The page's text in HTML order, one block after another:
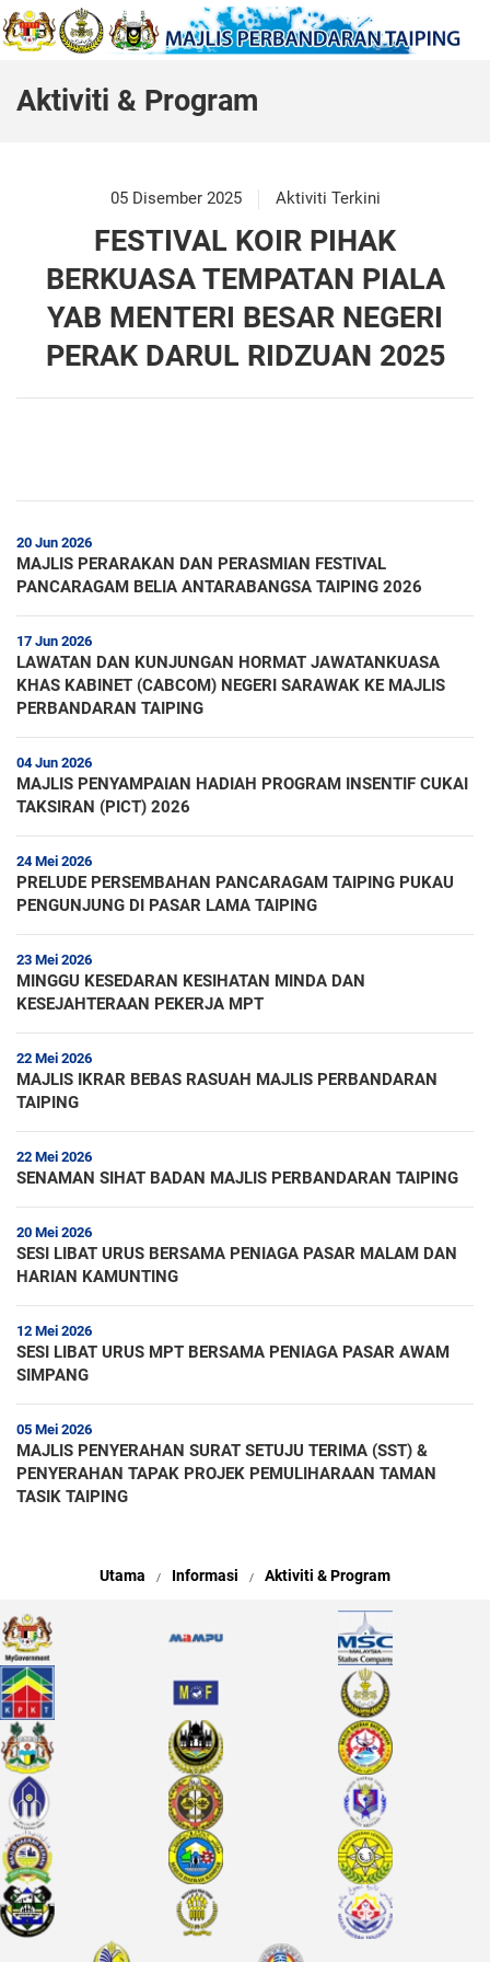
Aktiviti & Program
05 Disember 2025 Aktiviti Terkini
FESTIVAL KOIR PIHAK
BERKUASA TEMPATAN PIALA
YAB MENTERI BESAR NEGERI
PERAK DARUL RIDZUAN 2025
20 Jun 2026
MAJLIS PERARAKAN DAN PERASMIAN FESTIVAL
PANCARAGAM BELIA ANTARABANGSA TAIPING 2026
17 Jun 2026
LAWATAN DAN KUNJUNGAN HORMAT JAWATANKUASA
KHAS KABINET (CABCOM) NEGERI SARAWAK KE MAJLIS
PERBANDARAN TAIPING
04 Jun 2026
MAJLIS PENYAMPAIAN HADIAH PROGRAM INSENTIF CUKAI
TAKSIRAN (PICT) 2026
24 Mei 2026
PRELUDE PERSEMBAHAN PANCARAGAM TAIPING PUKAU
PENGUNJUNG DI PASAR LAMA TAIPING
23 Mei 2026
MINGGU KESEDARAN KESIHATAN MINDA DAN
KESEJAHTERAAN PEKERJA MPT
22 Mei 2026
MAJLIS IKRAR BEBAS RASUAH MAJLIS PERBANDARAN
TAIPING
22 Mei 2026
SENAMAN SIHAT BADAN MAJLIS PERBANDARAN TAIPING
20 Mei 2026
SESI LIBAT URUS BERSAMA PENIAGA PASAR MALAM DAN
HARIAN KAMUNTING
12 Mei 2026
SESI LIBAT URUS MPT BERSAMA PENIAGA PASAR AWAM
SIMPANG
05 Mei 2026
MAJLIS PENYERAHAN SURAT SETUJU TERIMA (SST) &
PENYERAHAN TAPAK PROJEK PEMULIHARAAN TAMAN
TASIK TAIPING
Utama Informasi Aktiviti & Program